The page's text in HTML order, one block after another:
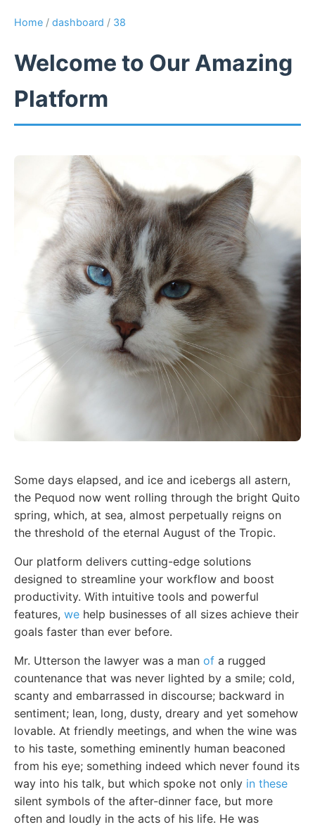
Home / dashboard / 38
Welcome to Our Amazing
Platform
Some days elapsed, and ice and icebergs all astern,
the Pequod now went rolling through the bright Quito
spring, which, at sea, almost perpetually reigns on
the threshold of the eternal August of the Tropic.
Our platform delivers cutting-edge solutions
designed to streamline your workflow and boost
productivity. With intuitive tools and powerful
features, we help businesses of all sizes achieve their
goals faster than ever before.
Mr. Utterson the lawyer was a man of a rugged
countenance that was never lighted by a smile; cold,
scanty and embarrassed in discourse; backward in
sentiment; lean, long, dusty, dreary and yet somehow
lovable. At friendly meetings, and when the wine was
to his taste, something eminently human beaconed
from his eye; something indeed which never found its
way into his talk, but which spoke not only in these
silent symbols of the after-dinner face, but more
often and loudly in the acts of his life. He was